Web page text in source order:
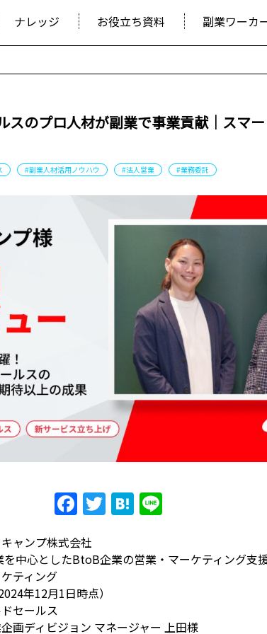
ナレッジ お役立ち資料 副業ワーカ
スのプロ人材が副業で事業貢献｜スマ
#副業人材活用ノウハウ #法人営業 #業務委託
F
a
c
e
b
o
T
w
itt
er
H
at
e
n
e
ャンプ株式会社
を中心としたBtoB企業の営業・マーケティング支
ティング
年12月1日時点）
セールス
画ディビジョン マネージャー 上田様